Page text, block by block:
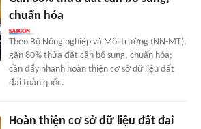
chuẩn hóa
Theo Bộ Nông nghiệp và Môi trường (NN-MT),
gần 80% thửa đất cần bổ sung, chuẩn hóa;
cần đẩy nhanh hoàn thiện cơ sở dữ liệu đất
đai toàn quốc.
Hoàn thiện cơ sở dữ liệu đất đai